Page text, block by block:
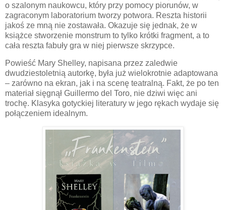
o szalonym naukowcu, który przy pomocy piorunów, w
zagraconym laboratorium tworzy potwora. Reszta historii
jakoś ze mną nie zostawała. Okazuje się jednak, że w
książce stworzenie monstrum to tylko krótki fragment, a to
cała reszta fabuły gra w niej pierwsze skrzypce.
Powieść Mary Shelley, napisana przez zaledwie
dwudziestoletnią autorkę, była już wielokrotnie adaptowana
– zarówno na ekran, jak i na scenę teatralną. Fakt, że po ten
materiał sięgnął Guillermo del Toro, nie dziwi więc ani
trochę. Klasyka gotyckiej literatury w jego rękach wydaje się
połączeniem idealnym.